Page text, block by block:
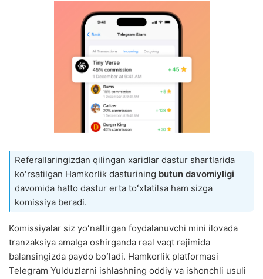
Referallaringizdan qilingan xaridlar dastur shartlarida
koʻrsatilgan Hamkorlik dasturining butun davomiyligi
davomida hatto dastur erta toʻxtatilsa ham sizga
komissiya beradi.
Komissiyalar siz yoʻnaltirgan foydalanuvchi mini ilovada
tranzaksiya amalga oshirganda real vaqt rejimida
balansingizda paydo boʻladi. Hamkorlik platformasi
Telegram Yulduzlarni ishlashning oddiy va ishonchli usuli